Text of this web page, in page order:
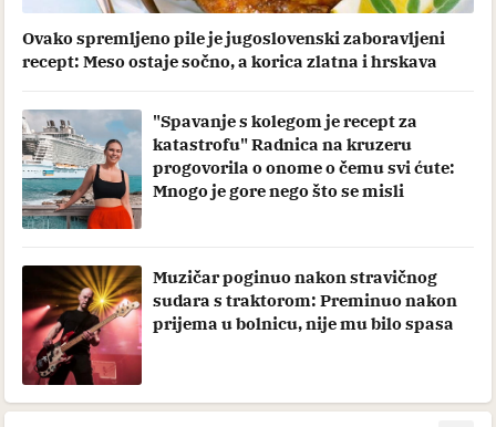
Ovako spremljeno pile je jugoslovenski zaboravljeni
recept: Meso ostaje sočno, a korica zlatna i hrskava
"Spavanje s kolegom je recept za
katastrofu" Radnica na kruzeru
progovorila o onome o čemu svi ćute:
Mnogo je gore nego što se misli
Muzičar poginuo nakon stravičnog
sudara s traktorom: Preminuo nakon
prijema u bolnicu, nije mu bilo spasa